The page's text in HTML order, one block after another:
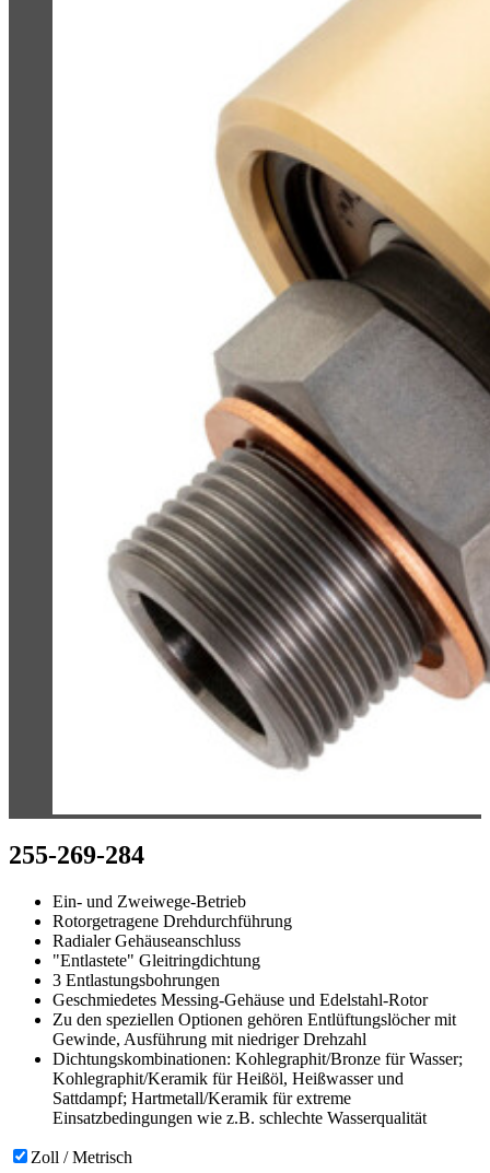
255-269-284
Ein- und Zweiwege-Betrieb
Rotorgetragene Drehdurchführung
Radialer Gehäuseanschluss
"Entlastete" Gleitringdichtung
3 Entlastungsbohrungen
Geschmiedetes Messing-Gehäuse und Edelstahl-Rotor
Zu den speziellen Optionen gehören Entlüftungslöcher mit
Gewinde, Ausführung mit niedriger Drehzahl
Dichtungskombinationen: Kohlegraphit/Bronze für Wasser;
Kohlegraphit/Keramik für Heißöl, Heißwasser und
Sattdampf; Hartmetall/Keramik für extreme
Einsatzbedingungen wie z.B. schlechte Wasserqualität
Zoll / Metrisch